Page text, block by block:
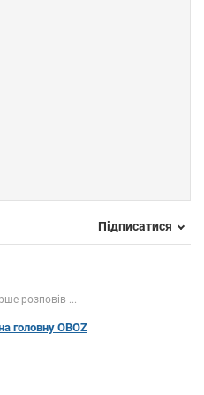
Підписатися
розповів ...
головну OBOZ